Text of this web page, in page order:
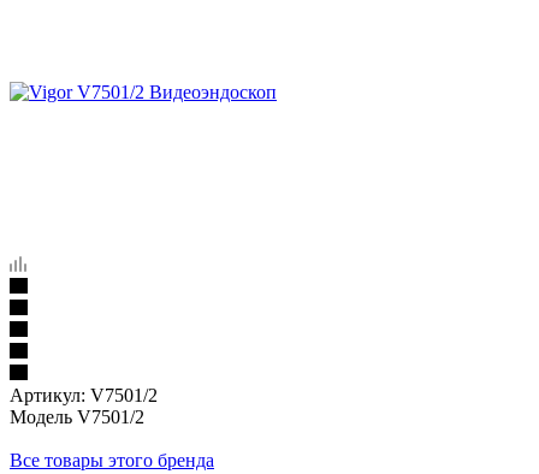
Артикул: V7501/2
Модель V7501/2
Все товары этого бренда